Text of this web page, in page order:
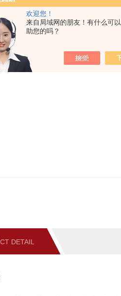
欢迎您！
来自局域网的朋友！有什么可
助您的吗？
DETAIL